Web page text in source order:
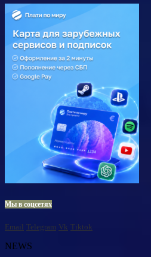
Мы в соцсетях
Email Telegram Vk Tiktok
NEWS